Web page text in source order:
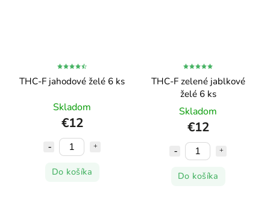
THC-F jahodové želé 6 ks
Skladom
€12
Do košíka
THC-F zelené jablkové
želé 6 ks
Skladom
€12
Do košíka